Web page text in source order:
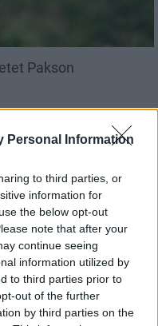
Personal Information
to third parties, or
information for
the below opt-out
note that after your
continue seeing
information utilized by
to third parties prior to
out of the further
by third parties on the
Pakson
a paksi